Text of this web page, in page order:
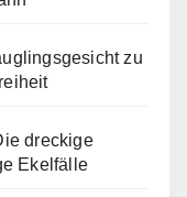
zu
dreckige
Ekelfälle